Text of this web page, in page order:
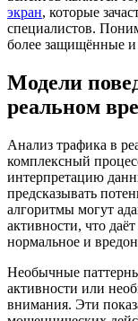
экран, которые
специалистов.
более защищённые и
Модели
реальном
Анализ трафика в
комплексный
интерпретацию
предсказывать
алгоритмы могут
активности, что
нормальное и
Необычные
активности или
внимания. Эти